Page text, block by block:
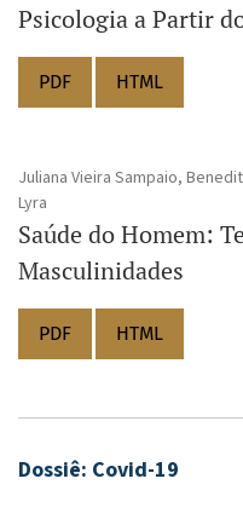
Psicologia a Partir
PDF HTML
Juliana Vieira Sampaio,
Lyra
Saúde do Homem:
Masculinidades
PDF HTML
Dossiê: Covid-19